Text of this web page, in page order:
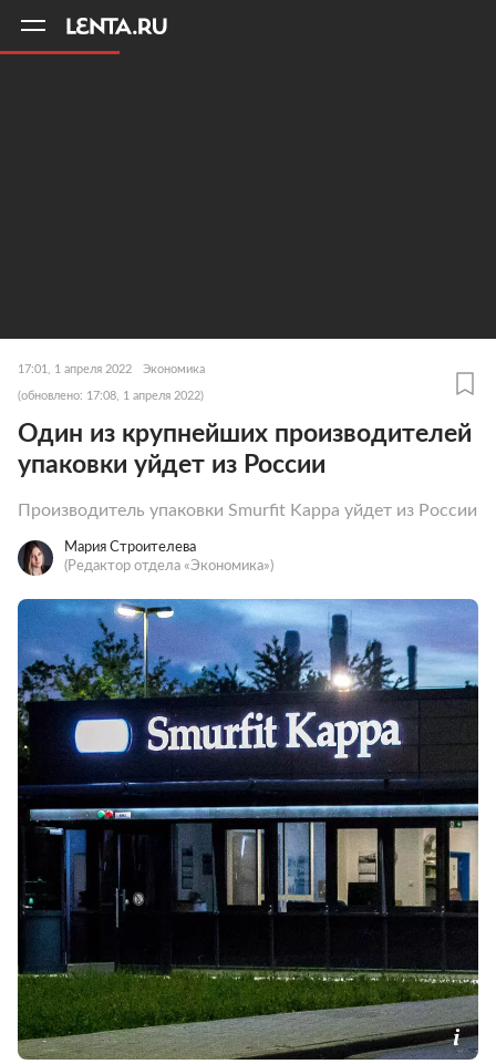
17:01, 1 апреля 2022 Экономика
(обновлено: 17:08, 1 апреля 2022)
Один из крупнейших производителей
упаковки уйдет из России
Производитель упаковки Smurfit Kappa уйдет из России
Мария Строителева
(Редактор отдела «Экономика»)